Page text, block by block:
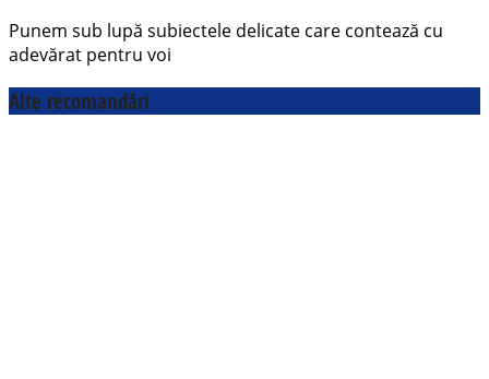
Punem sub lupă subiectele delicate care contează cu
adevărat pentru voi
Alte recomandări